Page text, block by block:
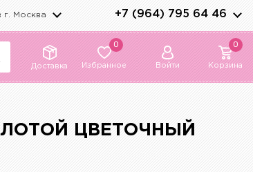
г. Москва +7 (964) 795 64 46
Доставка
0
Избранное Войти
0
Корзина
ЦВЕТОЧНЫЙ